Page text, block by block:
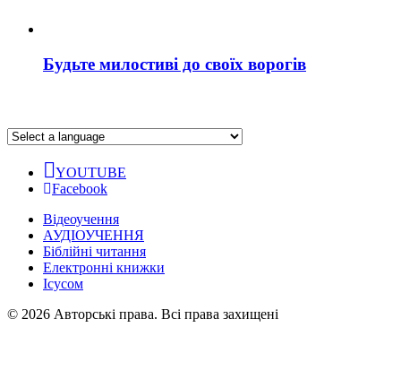
Будьте милостиві до своїх ворогів
YOUTUBE
Facebook
Відеоучення
АУДІОУЧЕННЯ
Біблійні читання
Електронні книжки
Ісусом
© 2026 Авторські права. Всі права захищені